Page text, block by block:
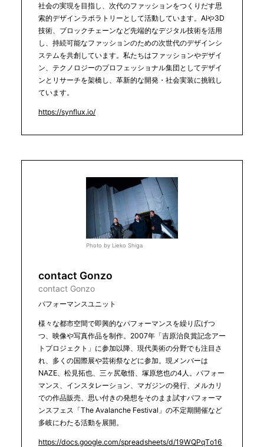
社会の実現を目指し、次代のファッションをつくりだす思
索的デザインラボラトリーとして活動しています。AIや3D
技術、ブロックチェーンなど先端的なデジタル技術を活用
し、持続可能なファッションのための次世代のデザインシ
ステムを共創しています。私たちはファッションやデザイ
ン、テクノロジーのプロフェッショナル集団としてデザイ
ンとリサーチを架橋し、革新的な開発・社会実装に挑戦し
ています。
https://synflux.io/
Photo by Lieko Shiga
contact Gonzo
contact Gonzo
パフォーマンスユニット
様々な都市空間で即興的なパフォーマンスを繰り広げつ
つ、映像や写真作品を制作。2007年「吉原治良賞記念アー
トプロジェクト」に参加以降、現代美術の分野でも注目さ
れ、多くの国際展や芸術祭などに参加。現メンバーは
NAZE、松見拓也、三ヶ尻敬悟、塚原悠也の4人。パフォー
マンス、インスタレーション、マガジンの発行、メルカリ
での作品販売、思い付きの発想をそのまま試すパフォーマ
ンスフェス「The Avalanche Festival」の不定期開催など
多岐にわたる活動を展開。
https://docs.google.com/spreadsheets/d/19WQPqTo16